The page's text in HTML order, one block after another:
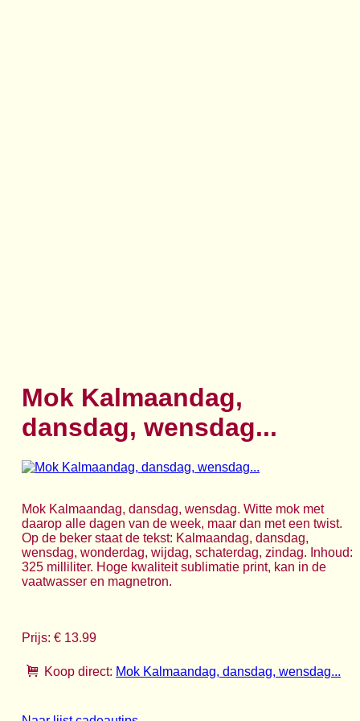
Mok Kalmaandag,
dansdag, wensdag...
Mok Kalmaandag, dansdag, wensdag. Witte mok met
daarop alle dagen van de week, maar dan met een twist.
Op de beker staat de tekst: Kalmaandag, dansdag,
wensdag, wonderdag, wijdag, schaterdag, zindag. Inhoud:
325 milliliter. Hoge kwaliteit sublimatie print, kan in de
vaatwasser en magnetron.
Prijs: € 13.99
Koop direct: Mok Kalmaandag, dansdag, wensdag...